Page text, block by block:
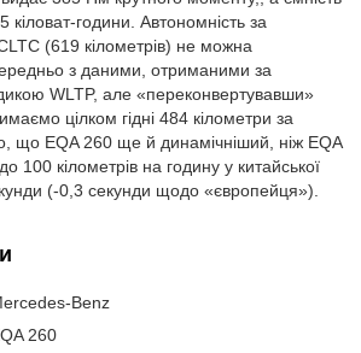
кіловат-години. Автономність за
(619 кілометрів) не можна
з даними, отриманими за
WLTP, але «переконвертувавши»
цілком гідні 484 кілометри за
що EQA 260 ще й динамічніший, ніж EQA
100 кілометрів на годину у китайської
(-0,3 секунди щодо «європейця»).
Benz
260